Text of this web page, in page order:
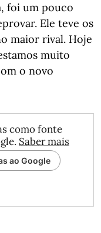
foi um pouco
Ele teve os
maior rival. Hoje
muito
o novo
como fonte
Saber mais
ao Google